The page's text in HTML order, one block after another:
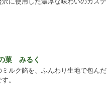
菓 みるく
ミルク餡を、ふんわり生地で包んだ
。